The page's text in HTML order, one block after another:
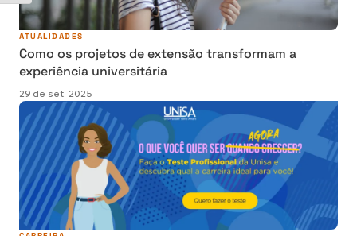
ATUALIDADES
Como os projetos de extensão transformam a
experiência universitária
29 de set. 2025